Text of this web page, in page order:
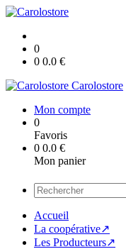
0
0 0.0 €
Carolostore
Mon compte
0
Favoris
0 0.0 €
Mon panier
Accueil
La coopérative↗
Les Producteurs↗